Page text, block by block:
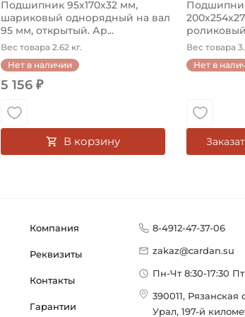
Подшипник 95х170х32 мм,
шариковый однорядный на вал
95 мм, открытый. Ар...
Вес товара 2.62 кг.
Нет в наличии
5 156 ₽
В корзину
Вес товара
Нет в
Компания
Реквизиты
Контакты
Гарантии
8-4912-47-37-06
zakaz@cardan.su
Пн-Чт 8:30-17:30 Пт
390011, Рязанская
Урал, 197-й